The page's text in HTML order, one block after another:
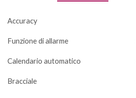
Accuracy
Funzione di allarme
Calendario automatico
Bracciale